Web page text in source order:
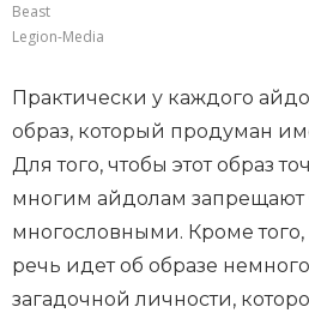
Beast
Legion-Media
Практически у каждого
образ, который продуман
Для того, чтобы этот образ
многим айдолам
многословными. Кроме того,
речь идет об образе
загадочной личности,